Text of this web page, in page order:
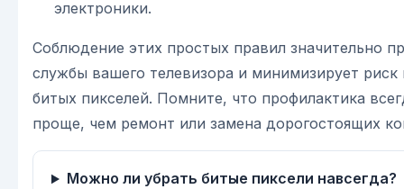
электроники.
Соблюдение этих простых правил значительно
службы вашего телевизора и минимизирует риск
битых пикселей. Помните, что профилактика
проще, чем ремонт или замена дорогостоящих
Можно ли убрать битые пиксели навсегда?